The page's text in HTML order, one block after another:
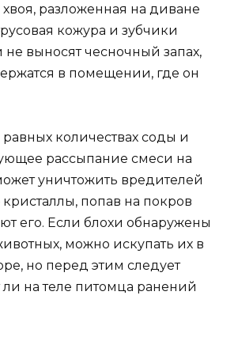
разложенная на диване
кожура и зубчики
не выносят чесночный запах,
в помещении, где он
количествах соды и
рассыпание смеси на
уничтожить вредителей
попав на покров
его. Если блохи обнаружены
можно искупать их в
но перед этим следует
ли на теле питомца ранений